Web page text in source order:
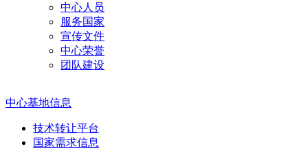
中心人员
服务国家
宣传文件
中心荣誉
团队建设
中心基地信息
技术转让平台
国家需求信息